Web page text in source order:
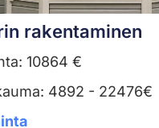
rakentaminen
10864 €
4892 - 22476€